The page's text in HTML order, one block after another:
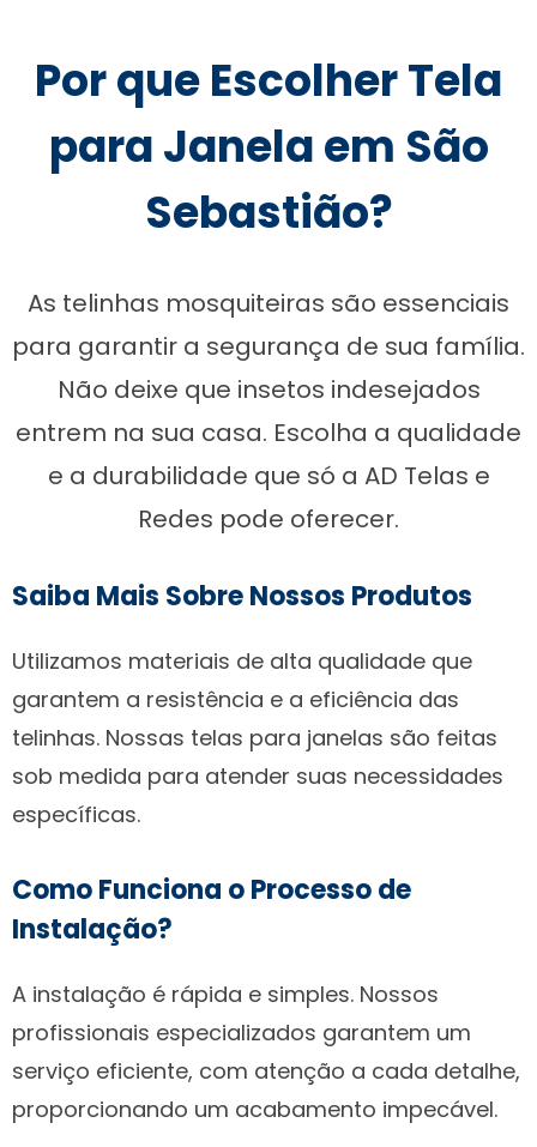
Por que Escolher Tela
para Janela em São
Sebastião?
As telinhas mosquiteiras são essenciais
para garantir a segurança de sua família.
Não deixe que insetos indesejados
entrem na sua casa. Escolha a qualidade
e a durabilidade que só a AD Telas e
Redes pode oferecer.
Saiba Mais Sobre Nossos Produtos
Utilizamos materiais de alta qualidade que
garantem a resistência e a eficiência das
telinhas. Nossas telas para janelas são feitas
sob medida para atender suas necessidades
específicas.
Como Funciona o Processo de
Instalação?
A instalação é rápida e simples. Nossos
profissionais especializados garantem um
serviço eficiente, com atenção a cada detalhe,
proporcionando um acabamento impecável.